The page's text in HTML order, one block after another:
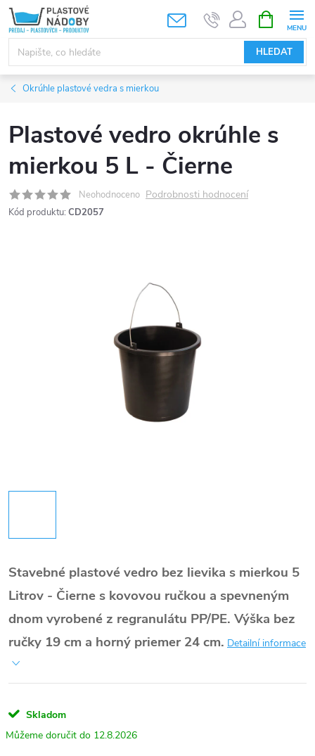
Přejít
na
obsah
HLEDAT
NÁKUPNÍ
KOŠÍK
Okrúhle plastové vedra s mierkou
Plastové vedro okrúhle s
mierkou 5 L - Čierne
Neohodnoceno Podrobnosti hodnocení
Kód produktu: CD2057
Stavebné plastové vedro bez lievika s mierkou 5
Litrov - Čierne s kovovou ručkou a spevneným
dnom vyrobené z regranulátu PP/PE. Výška bez
ručky 19 cm a horný priemer 24 cm. Detailní informace
Skladom
12.8.2026